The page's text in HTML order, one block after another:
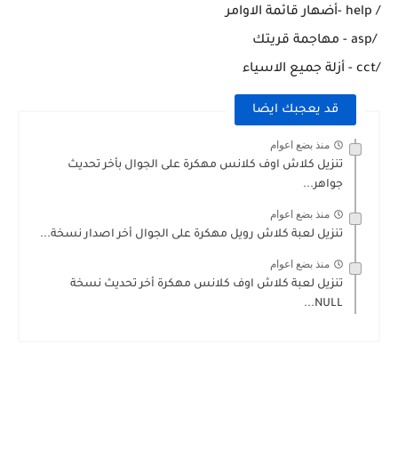
/ help -أضهار قائمة الاوامر
/asp - مهاجمة قريتك
/cct - أزلة جميع الاسياء
قد يعجبك ايضا
منذ بضع اعوام
تنزيل كلاش اوف كلانس مهكرة على الجوال بأخر تحديث
جواهر...
منذ بضع اعوام
تنزيل لعبة كلاش رويل مهكرة على الجوال أخر اصدار نسخة...
منذ بضع اعوام
تنزيل لعبة كلاش اوف كلانس مهكرة أخر تحديث نسخة
NULL...